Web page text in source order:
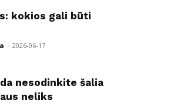
kokios gali būti
- 2026-06-17
nesodinkite šalia
neliks